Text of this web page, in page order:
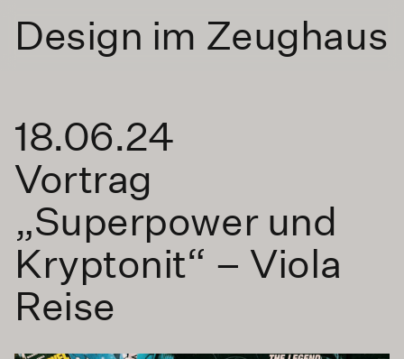
Design im Zeughaus
18.06.24
Vortrag
„Superpower und
Kryptonit“ – Viola
Reise